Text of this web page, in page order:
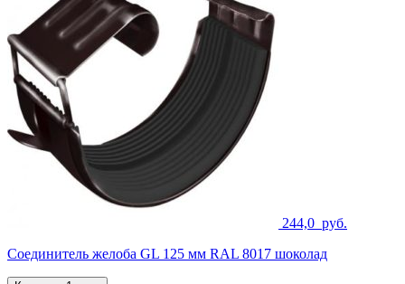
244,0 руб.
Соединитель желоба GL 125 мм RAL 8017 шоколад